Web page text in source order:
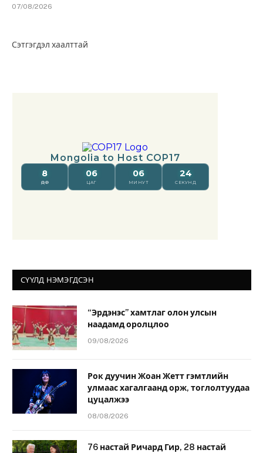
07/08/2026
Сэтгэгдэл хаалттай
СҮҮЛД НЭМЭГДСЭН
“Эрдэнэс” хамтлаг олон улсын
наадамд оролцлоо
09/08/2026
Рок дуучин Жоан Жетт гэмтлийн
улмаас хагалгаанд орж, тоглолтуудаа
цуцалжээ
08/08/2026
76 настай Ричард Гир, 28 настай